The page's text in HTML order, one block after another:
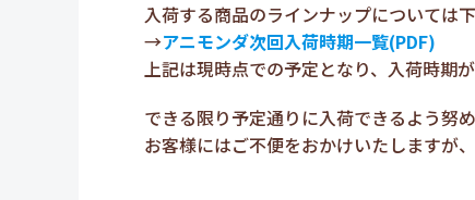
入荷する商品のラインナップについては
→アニモンダ次回入荷時期一覧(PDF)
上記は現時点での予定となり、入荷時期
できる限り予定通りに入荷できるよう努
お客様にはご不便をおかけいたしますが